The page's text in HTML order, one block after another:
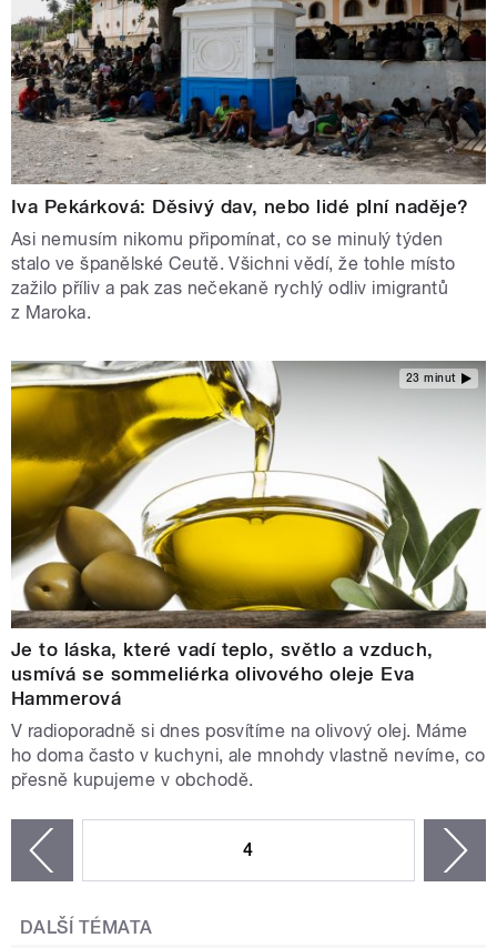
Iva Pekárková: Děsivý dav, nebo lidé plní naděje?
Asi nemusím nikomu připomínat, co se minulý týden
stalo ve španělské Ceutě. Všichni vědí, že tohle místo
zažilo příliv a pak zas nečekaně rychlý odliv imigrantů
z Maroka.
23 minut
Je to láska, které vadí teplo, světlo a vzduch,
usmívá se sommeliérka olivového oleje Eva
Hammerová
V radioporadně si dnes posvítíme na olivový olej. Máme
ho doma často v kuchyni, ale mnohdy vlastně nevíme, co
přesně kupujeme v obchodě.
4
DALŠÍ TÉMATA